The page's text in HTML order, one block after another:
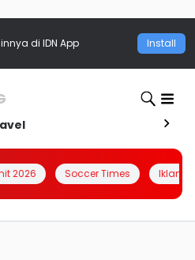
di IDN App Install
2026 Soccer Times Iklanin